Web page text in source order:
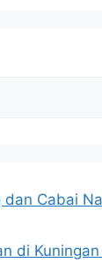
dan Cabai
di